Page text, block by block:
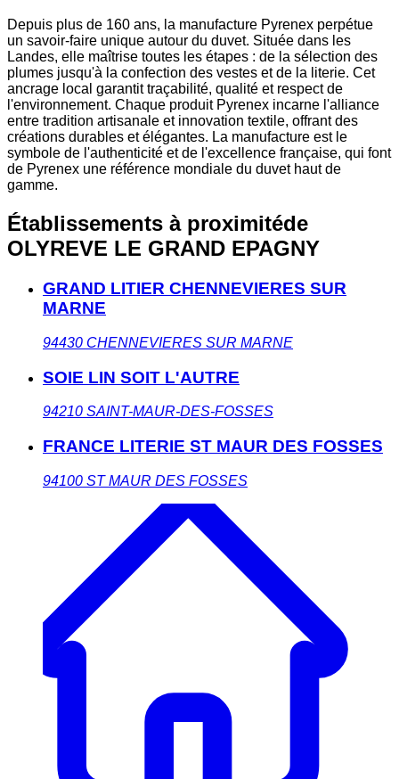
Depuis plus de 160 ans, la manufacture Pyrenex perpétue
un savoir-faire unique autour du duvet. Située dans les
Landes, elle maîtrise toutes les étapes : de la sélection des
plumes jusqu'à la confection des vestes et de la literie. Cet
ancrage local garantit traçabilité, qualité et respect de
l'environnement. Chaque produit Pyrenex incarne l'alliance
entre tradition artisanale et innovation textile, offrant des
créations durables et élégantes. La manufacture est le
symbole de l'authenticité et de l'excellence française, qui font
de Pyrenex une référence mondiale du duvet haut de
gamme.
Établissements à proximitéde
OLYREVE LE GRAND EPAGNY
GRAND LITIER CHENNEVIERES SUR
MARNE
94430 CHENNEVIERES SUR MARNE
SOIE LIN SOIT L'AUTRE
94210 SAINT-MAUR-DES-FOSSES
FRANCE LITERIE ST MAUR DES FOSSES
94100 ST MAUR DES FOSSES